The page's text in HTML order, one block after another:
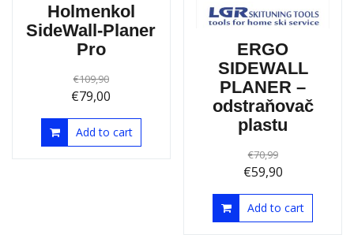
Holmenkol
SideWall-Planer
Pro
€109,90
€79,00
Add to cart
ERGO
SIDEWALL
PLANER –
odstraňovač
plastu
€70,99
€59,90
Add to cart